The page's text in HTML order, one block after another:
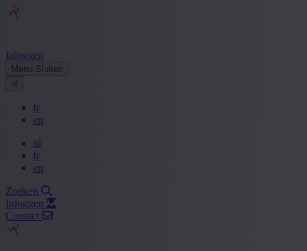
Inloggen
Menu Sluiten
nl
fr
en
nl
fr
en
Zoeken
Inloggen
Contact